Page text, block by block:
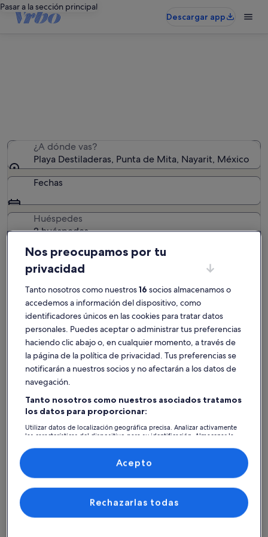
Pasar a la sección principal
Descargar app
¿A dónde vas?
Playa Destiladeras, Punta de Mita, Nayarit, México
Fechas
Huéspedes
2 huéspedes
Buscar
Punta de Mita Casas en Playa Destiladeras
Encuentra la casa perfecta en
Playa Destiladeras
Más información sobre Casa Serenity Beach home
Nos preocupamos por tu
privacidad
Tanto nosotros como nuestros16 socios almacenamos o
accedemos a información del dispositivo, como
identificadores únicos en las cookies para tratar datos
personales. Puedes aceptar o administrar tus preferencias
haciendo clic abajo o, en cualquier momento, a través de
la página de la política de privacidad. Tus preferencias se
notificarán a nuestros socios y no afectarán a los datos de
navegación.
Tanto nosotros como nuestros asociados tratamos
los datos para proporcionar:
Utilizar datos de localización geográfica precisa. Analizar activamente
las características del dispositivo para su identificación. Almacenar la
contenido personalizados, medición de publicidad y contenido,
investigación de audiencia y desarrollo de servicios.
Rechazarlas todas
Acepto